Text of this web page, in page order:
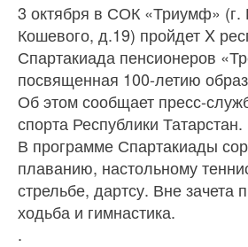
3 октября в СОК «Триумф» (г.
Кошевого, д.19) пройдет X
Спартакиада пенсионеров
посвященная 100-летию
Об этом сообщает пресс-
спорта Республики Татарстан.
В программе Спартакиады
плаванию, настольному
стрельбе, дартсу. Вне зачета
ходьба и гимнастика.
.